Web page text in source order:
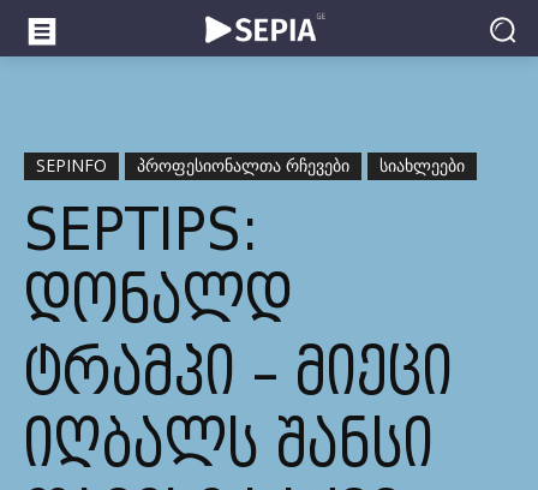
SEPINFO ᲞᲠᲝᲤᲔᲡᲘᲝᲜᲐᲚᲗᲐ ᲠᲩᲔᲕᲔᲑᲘ ᲡᲘᲐᲮᲚᲔᲔᲑᲘ
SEPTIPS:
ᲓᲝᲜᲐᲚᲓ
ᲢᲠᲐᲛᲞᲘ – ᲛᲘᲔᲪᲘ
ᲘᲦᲑᲐᲚᲡ ᲨᲐᲜᲡᲘ